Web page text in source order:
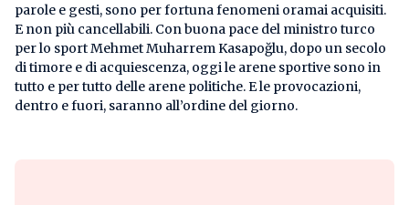
parole e gesti, sono per fortuna fenomeni oramai acquisiti.
E non più cancellabili. Con buona pace del ministro turco
per lo sport Mehmet Muharrem Kasapoğlu, dopo un secolo
di timore e di acquiescenza, oggi le arene sportive sono in
tutto e per tutto delle arene politiche. E le provocazioni,
dentro e fuori, saranno all’ordine del giorno.